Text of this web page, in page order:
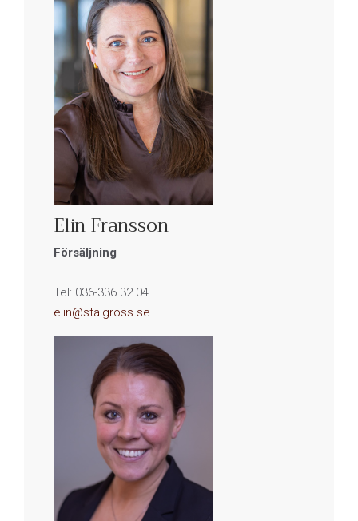
Elin Fransson
Försäljning
Tel: 036-336 32 04
elin@stalgross.se